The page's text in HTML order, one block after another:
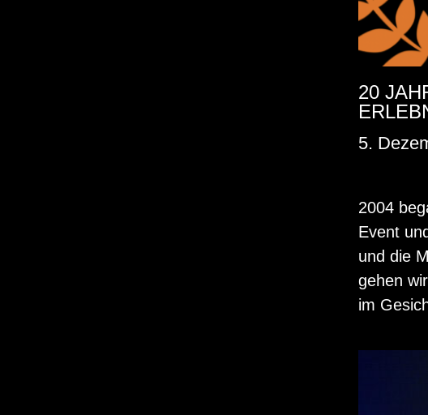
20
5.
2004
Event
und die
gehen
im